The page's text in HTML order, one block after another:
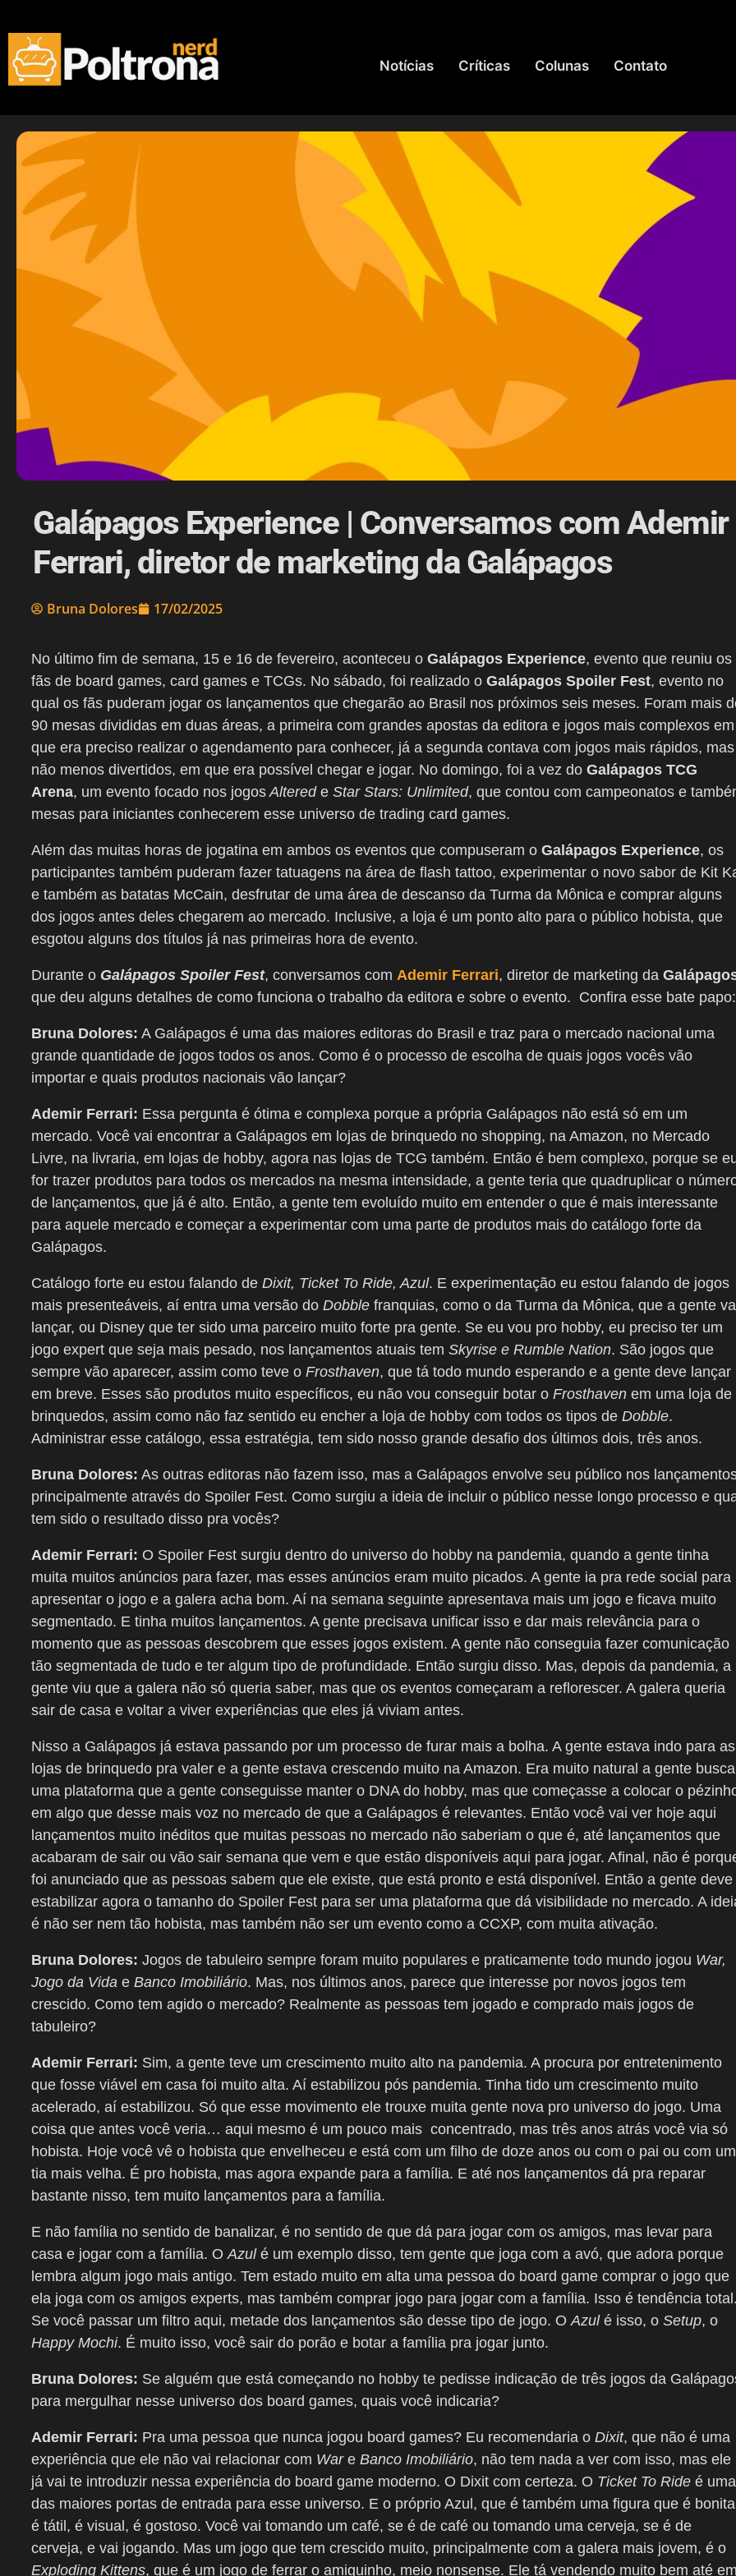
Notícias Críticas Colunas Contato
Galápagos Experience | Conversamos com Ademir
Ferrari, diretor de marketing da Galápagos
Bruna Dolores 17/02/2025
No último fim de semana, 15 e 16 de fevereiro, aconteceu o Galápagos Experience, evento que reuniu os
fãs de board games, card games e TCGs. No sábado, foi realizado o Galápagos Spoiler Fest, evento no
qual os fãs puderam jogar os lançamentos que chegarão ao Brasil nos próximos seis meses. Foram mais
90 mesas divididas em duas áreas, a primeira com grandes apostas da editora e jogos mais complexos em
que era preciso realizar o agendamento para conhecer, já a segunda contava com jogos mais rápidos, mas
não menos divertidos, em que era possível chegar e jogar. No domingo, foi a vez do Galápagos TCG
Arena, um evento focado nos jogosAlterede Star Stars: Unlimited, que contou com campeonatos e
mesas para iniciantes conhecerem esse universo de trading card games.
Além das muitas horas de jogatina em ambos os eventos que compuseram o Galápagos Experience, os
participantes também puderam fazer tatuagens na área de flash tattoo, experimentar o novo sabor de Kit
e também as batatas McCain, desfrutar de uma área de descanso da Turma da Mônica e comprar alguns
dos jogos antes deles chegarem ao mercado. Inclusive, a loja é um ponto alto para o público hobista, que
esgotou alguns dos títulos já nas primeiras hora de evento.
Durante o Galápagos Spoiler Fest, conversamos com Ademir Ferrari, diretor de marketing da
que deu alguns detalhes de como funciona o trabalho da editora e sobre o evento. Confira esse bate papo:
Bruna Dolores: A Galápagos é uma das maiores editoras do Brasil e traz para o mercado nacional uma
grande quantidade de jogos todos os anos. Como é o processo de escolha de quais jogos vocês vão
importar e quais produtos nacionais vão lançar?
Ademir Ferrari: Essa pergunta é ótima e complexa porque a própria Galápagos não está só em um
mercado. Você vai encontrar a Galápagos em lojas de brinquedo no shopping, na Amazon, no Mercado
Livre, na livraria, em lojas de hobby, agora nas lojas de TCG também. Então é bem complexo, porque se
for trazer produtos para todos os mercados na mesma intensidade, a gente teria que quadruplicar o
de lançamentos, que já é alto. Então, a gente tem evoluído muito em entender o que é mais interessante
para aquele mercado e começar a experimentar com uma parte de produtos mais do catálogo forte da
Galápagos.
Catálogo forte eu estou falando de Dixit, Ticket To Ride, Azul. E experimentação eu estou falando de jogos
mais presenteáveis, aí entra uma versão do Dobble franquias, como o da Turma da Mônica, que a gente
lançar, ou Disney que ter sido uma parceiro muito forte pra gente. Se eu vou pro hobby, eu preciso ter um
jogo expert que seja mais pesado, nos lançamentos atuais tem Skyrise e Rumble Nation. São jogos que
sempre vão aparecer, assim como teve o Frosthaven, que tá todo mundo esperando e a gente deve lançar
em breve. Esses são produtos muito específicos, eu não vou conseguir botar o Frosthaven em uma loja de
brinquedos, assim como não faz sentido eu encher a loja de hobby com todos os tipos de Dobble.
Administrar esse catálogo, essa estratégia, tem sido nosso grande desafio dos últimos dois, três anos.
Bruna Dolores: As outras editoras não fazem isso, mas a Galápagos envolve seu público nos
principalmente através do Spoiler Fest. Como surgiu a ideia de incluir o público nesse longo processo e
tem sido o resultado disso pra vocês?
Ademir Ferrari: O Spoiler Fest surgiu dentro do universo do hobby na pandemia, quando a gente tinha
muita muitos anúncios para fazer, mas esses anúncios eram muito picados. A gente ia pra rede social para
apresentar o jogo e a galera acha bom. Aí na semana seguinte apresentava mais um jogo e ficava muito
segmentado. E tinha muitos lançamentos. A gente precisava unificar isso e dar mais relevância para o
momento que as pessoas descobrem que esses jogos existem. A gente não conseguia fazer comunicação
tão segmentada de tudo e ter algum tipo de profundidade. Então surgiu disso. Mas, depois da pandemia, a
gente viu que a galera não só queria saber, mas que os eventos começaram a reflorescer. A galera queria
sair de casa e voltar a viver experiências que eles já viviam antes.
Nisso a Galápagos já estava passando por um processo de furar mais a bolha. A gente estava indo para as
lojas de brinquedo pra valer e a gente estava crescendo muito na Amazon. Era muito natural a gente
uma plataforma que a gente conseguisse manter o DNA do hobby, mas que começasse a colocar o
em algo que desse mais voz no mercado de que a Galápagos é relevantes. Então você vai ver hoje aqui
lançamentos muito inéditos que muitas pessoas no mercado não saberiam o que é, até lançamentos que
acabaram de sair ou vão sair semana que vem e que estão disponíveis aqui para jogar. Afinal, não é
foi anunciado que as pessoas sabem que ele existe, que está pronto e está disponível. Então a gente deve
estabilizar agora o tamanho do Spoiler Fest para ser uma plataforma que dá visibilidade no mercado. A
é não ser nem tão hobista, mas também não ser um evento como a CCXP, com muita ativação.
Bruna Dolores: Jogos de tabuleiro sempre foram muito populares e praticamente todo mundo jogou War,
Jogo da Vida e Banco Imobiliário. Mas, nos últimos anos, parece que interesse por novos jogos tem
crescido. Como tem agido o mercado? Realmente as pessoas tem jogado e comprado mais jogos de
tabuleiro?
Ademir Ferrari: Sim, a gente teve um crescimento muito alto na pandemia. A procura por entretenimento
que fosse viável em casa foi muito alta. Aí estabilizou pós pandemia. Tinha tido um crescimento muito
acelerado, aí estabilizou. Só que esse movimento ele trouxe muita gente nova pro universo do jogo. Uma
coisa que antes você veria… aqui mesmo é um pouco mais concentrado, mas três anos atrás você via só
hobista. Hoje você vê o hobista que envelheceu e está com um filho de doze anos ou com o pai ou com
tia mais velha. É pro hobista, mas agora expande para a família. E até nos lançamentos dá pra reparar
bastante nisso, tem muito lançamentos para a família.
E não família no sentido de banalizar, é no sentido de que dá para jogar com os amigos, mas levar para
casa e jogar com a família. OAzulé um exemplo disso, tem gente que joga com a avó, que adora porque
lembra algum jogo mais antigo. Tem estado muito em alta uma pessoa do board game comprar o jogo que
ela joga com os amigos experts, mas também comprar jogo para jogar com a família. Isso é tendência total.
Se você passar um filtro aqui, metade dos lançamentos são desse tipo de jogo. OAzulé isso, o Setup, o
Happy Mochi. É muito isso, você sair do porão e botar a família pra jogar junto.
Bruna Dolores: Se alguém que está começando no hobby te pedisse indicação de três jogos da
para mergulhar nesse universo dos board games, quais você indicaria?
Ademir Ferrari: Pra uma pessoa que nunca jogou board games? Eu recomendaria o Dixit, que não é uma
experiência que ele não vai relacionar com Ware Banco Imobiliário, não tem nada a ver com isso, mas ele
já vai te introduzir nessa experiência do board game moderno. O Dixit com certeza. O Ticket To Ride é uma
das maiores portas de entrada para esse universo. E o próprio Azul, que é também uma figura que é
é tátil, é visual, é gostoso. Você vai tomando um café, se é de café ou tomando uma cerveja, se é de
cerveja, e vai jogando. Mas um jogo que tem crescido muito, principalmente com a galera mais jovem, é o
Exploding Kittens, que é um jogo de ferrar o amiguinho, meio nonsense. Ele tá vendendo muito bem até em